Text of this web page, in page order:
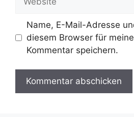
Name, E-Mail-Adresse
diesem Browser für
Kommentar speichern.